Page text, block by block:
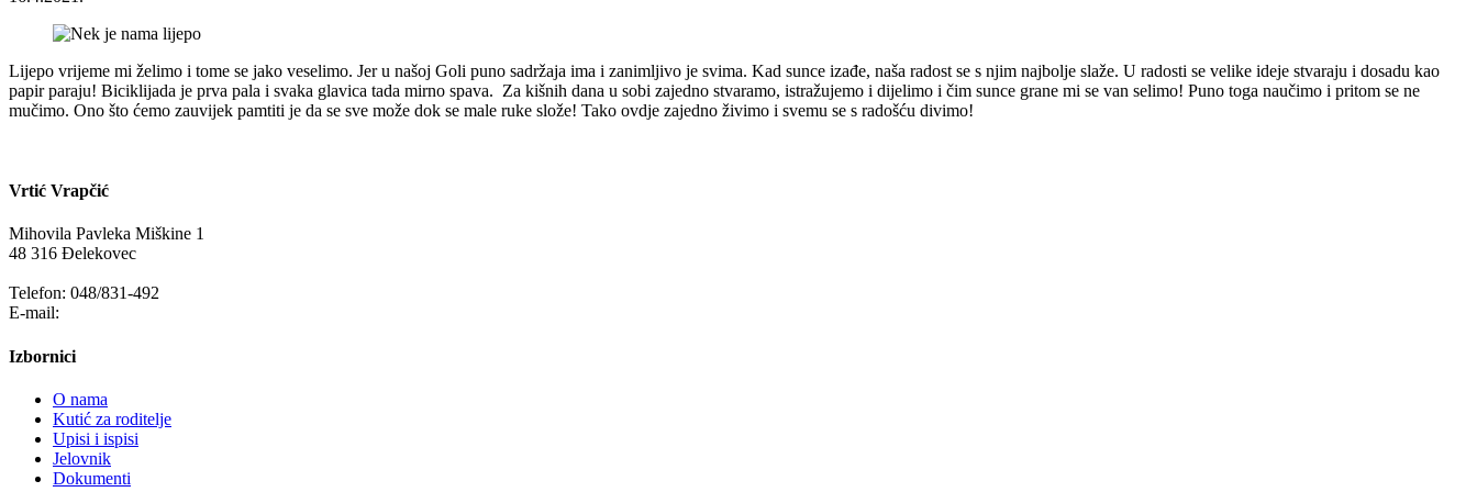
Lijepo vrijeme mi želimo i tome se jako veselimo. Jer u našoj Goli puno sadržaja ima i zanimljivo je svima. Kad sunce izađe, naša radost se s njim najbolje slaže. U radosti se velike ideje stvaraju i dosadu kao
papir paraju! Biciklijada je prva pala i svaka glavica tada mirno spava. Za kišnih dana u sobi zajedno stvaramo, istražujemo i dijelimo i čim sunce grane mi se van selimo! Puno toga naučimo i pritom se ne
mučimo. Ono što ćemo zauvijek pamtiti je da se sve može dok se male ruke slože! Tako ovdje zajedno živimo i svemu se s radošću divimo!
Vrtić Vrapčić
Mihovila Pavleka Miškine 1
48 316 Đelekovec
Telefon: 048/831-492
E-mail:
Izbornici
O nama
Kutić za roditelje
Upisi i ispisi
Jelovnik
Dokumenti